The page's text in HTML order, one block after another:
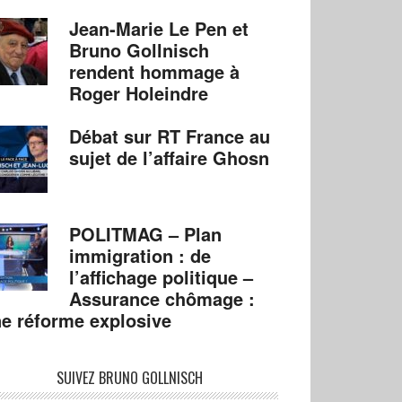
Jean-Marie Le Pen et
Bruno Gollnisch
rendent hommage à
Roger Holeindre
Débat sur RT France au
sujet de l’affaire Ghosn
POLITMAG – Plan
immigration : de
l’affichage politique –
Assurance chômage :
réforme explosive
SUIVEZ BRUNO GOLLNISCH